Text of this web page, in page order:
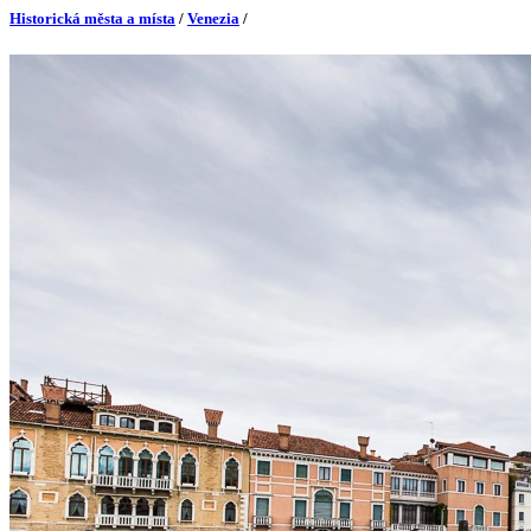
Historická města a místa / Venezia /